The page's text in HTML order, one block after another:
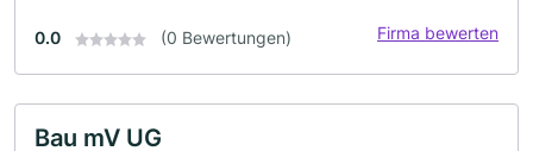
0.0 (0 Bewertungen) Firma bewerten
Bau mV UG